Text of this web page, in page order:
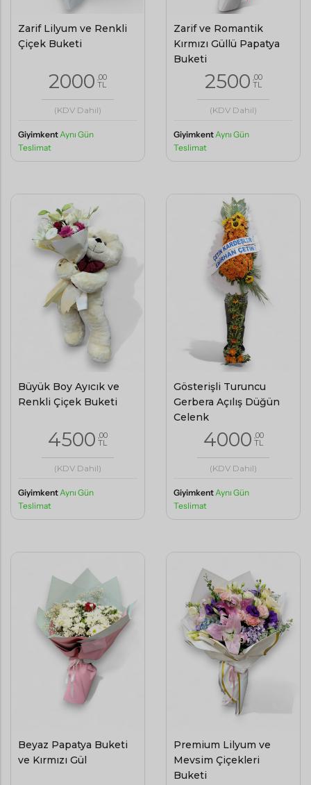
Zarif Lilyum ve Renkli
Çiçek Buketi
2000 ,00
TL
(KDV Dahil)
GiyimkentAynı Gün
Teslimat
Zarif ve Romantik
Kırmızı Güllü Papatya
Buketi
2500 ,00
TL
(KDV Dahil)
GiyimkentAynı Gün
Teslimat
Büyük Boy Ayıcık ve
Renkli Çiçek Buketi
4500 ,00
TL
(KDV Dahil)
GiyimkentAynı Gün
Teslimat
Gösterişli Turuncu
Gerbera Açılış Düğün
Çelenk
4000 ,00
TL
(KDV Dahil)
GiyimkentAynı Gün
Teslimat
Beyaz Papatya Buketi
ve Kırmızı Gül
Premium Lilyum ve
Mevsim Çiçekleri
Buketi